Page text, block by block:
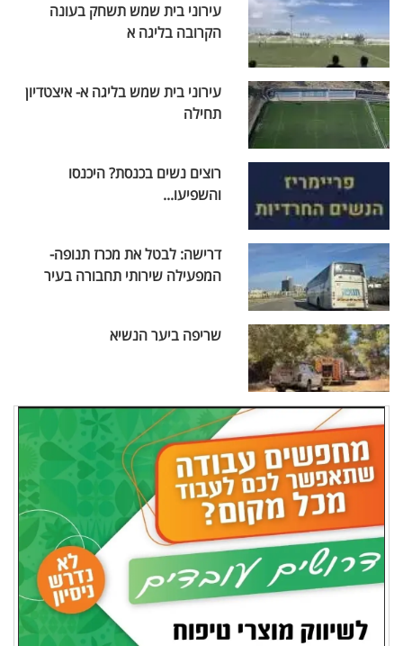
עירוני בית שמש תשחק בעונה
הקרובה בליגה א
עירוני בית שמש בליגה א- איצטדיון
תחילה
רוצים נשים בכנסת? היכנסו
והשפיעו...
דרישה: לבטל את מכרז תנופה-
המפעילה שירותי תחבורה בעיר
שריפה ביער הנשיא